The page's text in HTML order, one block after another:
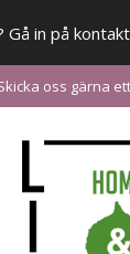
in på
oss gärna